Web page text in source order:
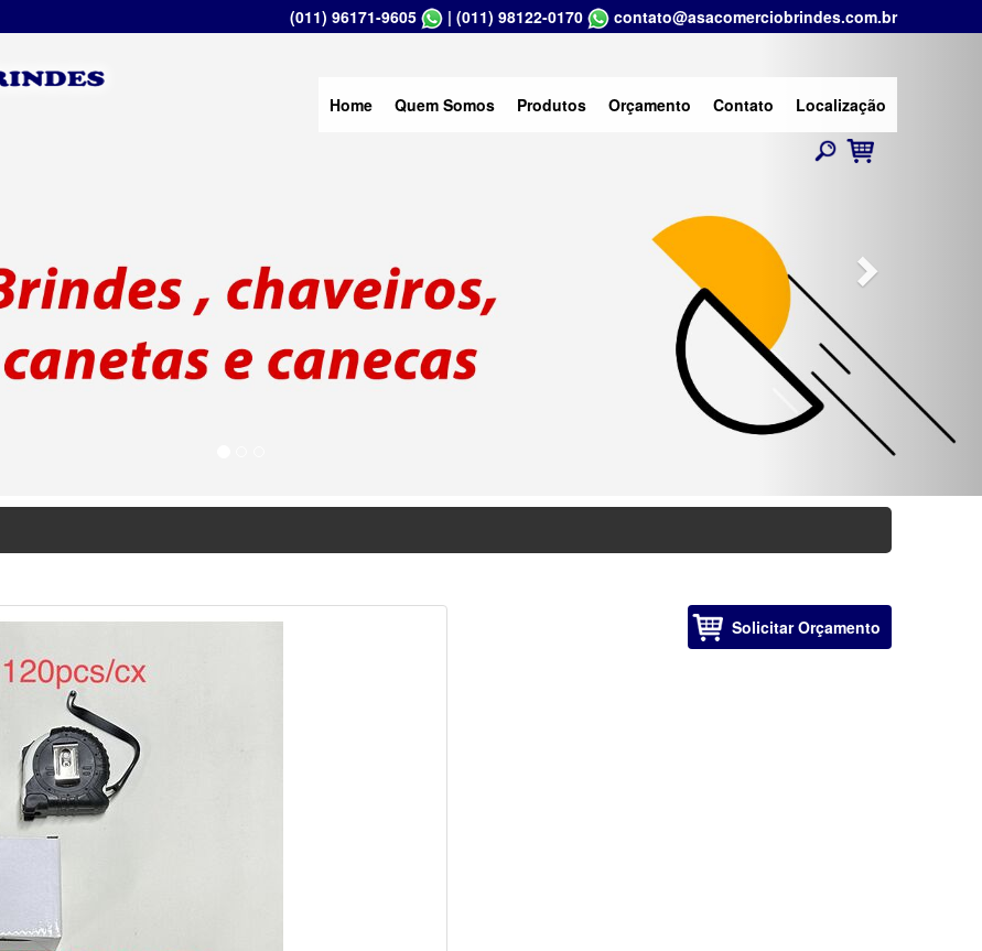
(011) 96171-9605 | (011) 98122-0170 contato@asacomerciobrindes.com.br
Home Quem Somos Produtos Orçamento Contato Localização
Solicitar Orçamento